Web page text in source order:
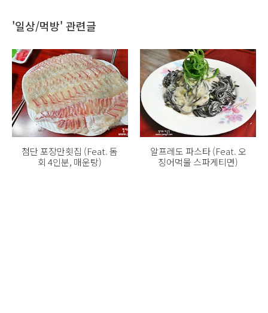
'일상/먹방' 관련글
첨단 포장만횟집 (Feat. 돔
회 4인분, 매운탕)
알프레도 파스타 (Feat. 오
징어먹물 스파게티면)